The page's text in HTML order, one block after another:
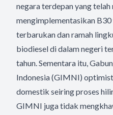
negara terdepan yang
mengimplementasikan
terbarukan dan ramah
biodiesel di dalam negeri
tahun. Sementara itu,
Indonesia (GIMNI)
domestik seiring proses
GIMNI juga tidak